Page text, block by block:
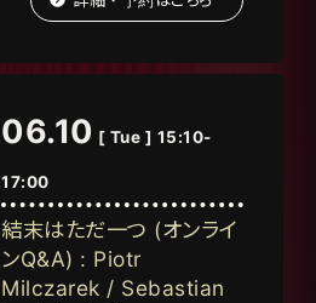
06.10 [ Tue ] 15:10-
17:00
結末はただ一つ (オンライ
ンQ&A) : Piotr
Milczarek / Sebastian